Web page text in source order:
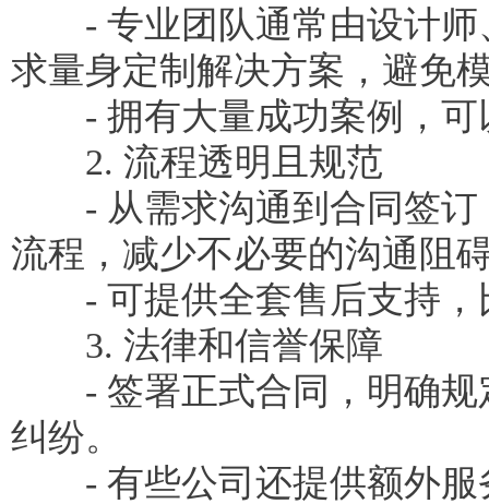
- 专业团队通常由设计师
求量身定制解决方案，避免
- 拥有大量成功案例，可
2. 流程透明且规范
- 从需求沟通到合同签订
流程，减少不必要的沟通阻
- 可提供全套售后支持，
3. 法律和信誉保障
- 签署正式合同，明确规
纠纷。
- 有些公司还提供额外服